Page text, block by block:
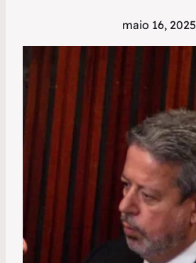
maio 16, 2025